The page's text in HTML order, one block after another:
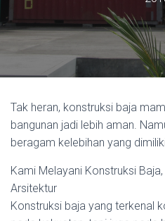
Tak heran, konstruksi baja
bangunan jadi lebih aman.
beragam kelebihan yang
Kami Melayani Konstruksi
Arsitektur
Konstruksi baja yang terkenal